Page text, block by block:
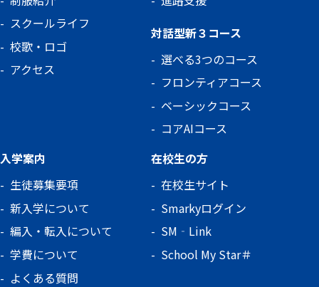
スクールライフ
校歌・ロゴ
アクセス
対話型新３コース
選べる3つのコース
フロンティアコース
ベーシックコース
コアAIコース
入学案内
生徒募集要項
新入学について
編入・転入について
学費について
よくある質問
在校生の方
在校生サイト
Smarkyログイン
SM‐Link
School My Star＃